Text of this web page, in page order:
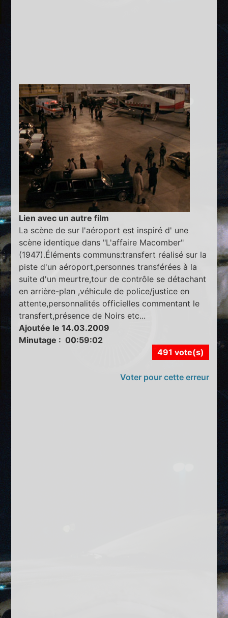
Lien avec un autre film
La scène de sur l'aéroport est inspiré d' une
scène identique dans "L'affaire Macomber"
(1947).Éléments communs:transfert réalisé sur la
piste d'un aéroport,personnes transférées à la
suite d'un meurtre,tour de contrôle se détachant
en arrière-plan ,véhicule de police/justice en
attente,personnalités officielles commentant le
transfert,présence de Noirs etc...
Ajoutée le 14.03.2009
Minutage : 00:59:02
491 vote(s)
Voter pour cette erreur